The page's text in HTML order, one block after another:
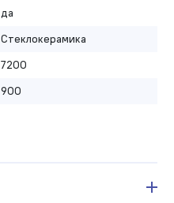
да
Стеклокерамика
7200
900